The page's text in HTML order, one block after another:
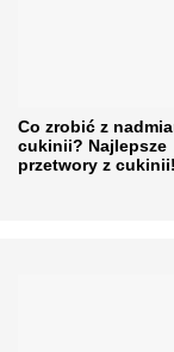
Co zrobić z
cukinii? Najlepsze
przetwory z cukinii!